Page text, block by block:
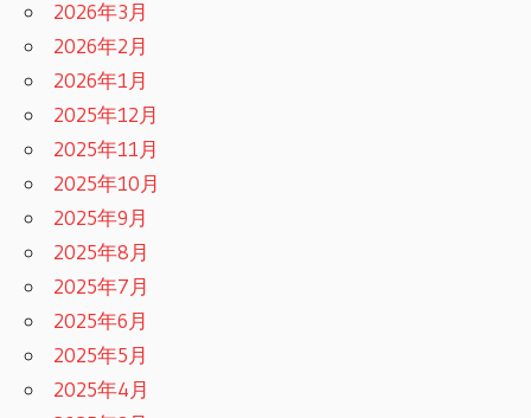
2026年3月
2026年2月
2026年1月
2025年12月
2025年11月
2025年10月
2025年9月
2025年8月
2025年7月
2025年6月
2025年5月
2025年4月